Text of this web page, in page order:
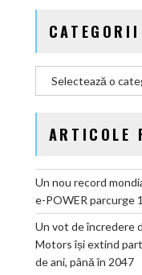
CATEGORII
ARTICOLE
Un nou record
e-POWER parcurge
Un vot de încredere
Motors își extind
de ani, până în 2047